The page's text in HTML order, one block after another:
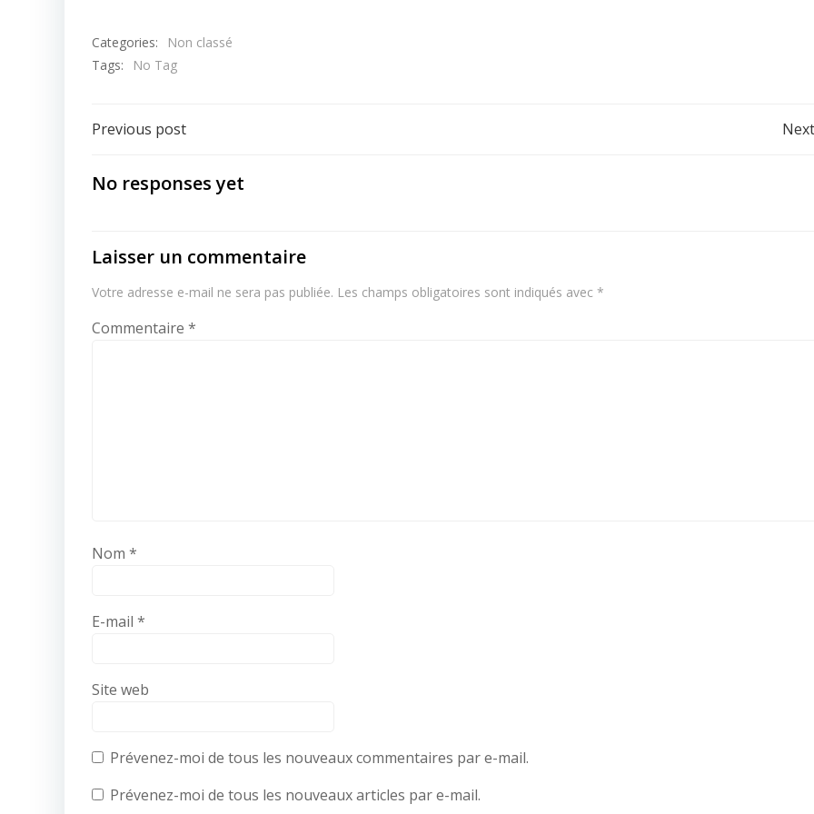
Categories:
Non classé
Tags:
No Tag
Post
navigation
Previous post
No responses yet
Laisser un commentaire
Votre adresse e-mail ne sera pas publiée. Les champs obligatoires sont indiqués avec *
Commentaire *
Nom *
E-mail *
Site web
Prévenez-moi de tous les nouveaux commentaires par e-mail.
Prévenez-moi de tous les nouveaux articles par e-mail.